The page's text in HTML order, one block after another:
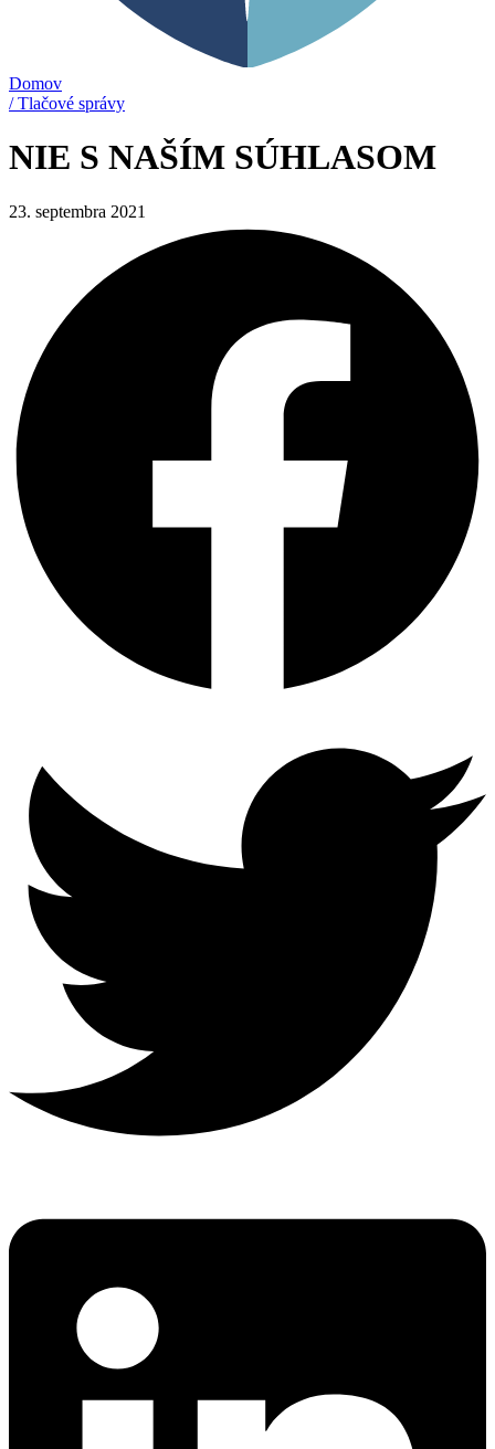
Domov
/ Tlačové správy
NIE S NAŠÍM SÚHLASOM
23. septembra 2021